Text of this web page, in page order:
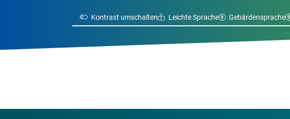
Kontrast umschalten Leichte Sprache Gebärdensprache